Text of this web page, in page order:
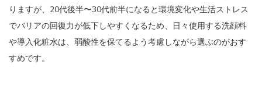
りますが、20代後半〜30代前半になると環境変化や生活ストレス
でバリアの回復力が低下しやすくなるため、日々使用する洗顔料
や導入化粧水は、弱酸性を保てるよう考慮しながら選ぶのがおす
すめです。